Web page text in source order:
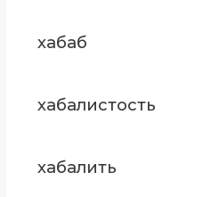
хабаб
хабалистость
хабалить